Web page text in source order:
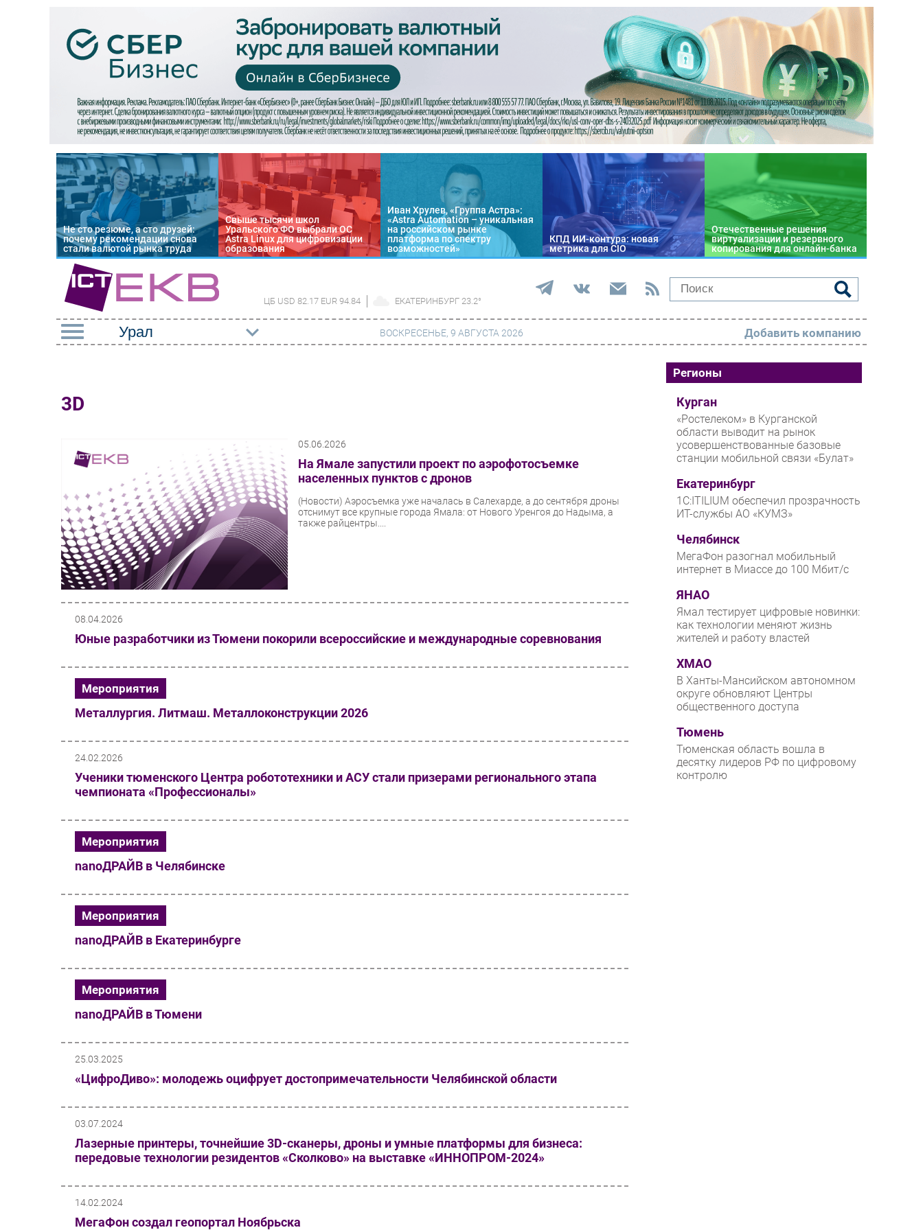
Не сто резюме, а сто друзей:
почему рекомендации снова
стали валютой рынка труда
Свыше тысячи школ
Уральского ФО выбрали ОС
Astra Linux для цифровизации
образования
Иван Хрулев, «Группа Астра»:
«Astra Automation – уникальная
на российском рынке
платформа по спектру
возможностей»
КПД ИИ-контура: новая
метрика для CIO
Отечественные решения
виртуализации и резервного
копирования для онлайн-банка
ЦБ USD 82.17 EUR 94.84 ЕКАТЕРИНБУРГ 23.2°
Интернет
Мобильная связь
Фиксированная связь
Интеграция
Рынок ПК
Оборудование
ПО
Outsourcing
Кадры
Регулирование
Инновации
CIO/Управление ИТ
Гаджеты
РАЗДЕЛЫ
Новости
Аналитика
Интервью
Проекты
IT класс
Тестовый стенд
Каталог компаний
ВОСКРЕСЕНЬЕ, 9 АВГУСТА 2026 Добавить компанию
3D
05.06.2026
На Ямале запустили проект по аэрофотосъемке
населенных пунктов с дронов
(Новости)Аэросъемка уже началась в Салехарде, а до сентября дроны
отснимут все крупные города Ямала: от Нового Уренгоя до Надыма, а
также райцентры....
08.04.2026
Юные разработчики из Тюмени покорили всероссийские и международные соревнования
Мероприятия
Металлургия. Литмаш. Металлоконструкции 2026
24.02.2026
Ученики тюменского Центра робототехники и АСУ стали призерами регионального этапа
чемпионата «Профессионалы»
Мероприятия
nanoДРАЙВ в Челябинске
Мероприятия
nanoДРАЙВ в Екатеринбурге
Мероприятия
nanoДРАЙВ в Тюмени
25.03.2025
«ЦифроДиво»: молодежь оцифрует достопримечательности Челябинской области
03.07.2024
Лазерные принтеры, точнейшие 3D-сканеры, дроны и умные платформы для бизнеса:
передовые технологии резидентов «Сколково» на выставке «ИННОПРОМ-2024»
14.02.2024
МегаФон создал геопортал Ноябрьска
Регионы
Курган
«Ростелеком» в Курганской
области выводит на рынок
усовершенствованные базовые
станции мобильной связи «Булат»
Екатеринбург
1С:ITILIUM обеспечил прозрачность
ИТ-службы АО «КУМЗ»
Челябинск
МегаФон разогнал мобильный
интернет в Миассе до 100 Мбит/с
ЯНАО
Ямал тестирует цифровые новинки:
как технологии меняют жизнь
жителей и работу властей
ХМАО
В Ханты-Мансийском автономном
округе обновляют Центры
общественного доступа
Тюмень
Тюменская область вошла в
десятку лидеров РФ по цифровому
контролю